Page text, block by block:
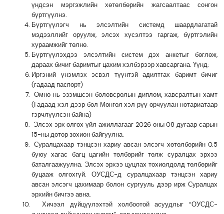
үндсэн мэргэжлийн хөтөлбөрийн жагсаалтаас сонгон
бүртгүүлнэ.
Бүртгүүлэгч нь элсэлтийн системд шаардлагатай
мэдээллийг оруулж, элсэх хүсэлтээ гаргаж, бүртгэлийн
хураамжийг төлнө.
Бүртгүүлэхдээ элсэлтийн систем дэх анкетыг бөглөж,
дараах бичиг баримтыг цахим хэлбэрээр хавсаргана. Үүнд:
Иргэний үнэмлэх эсвэл түүнтэй адилтгах баримт бичиг
(гадаад паспорт)
Өмнө нь эзэмшсэн боловсролын диплом, хавсралтын хамт
(Гадаад хэл дээр бол Монгол хэл рүү орчуулан нотариатаар
гэрчлүүлсэн байна)
Элсэх эрх олгох үйл ажиллагааг 2026 оны 08 дугаар сарын
15-ны дотор зохион байгуулна.
Суралцахаар тэнцсэн хариу авсан элсэгч хөтөлбөрийн 0.5
буюу хагас багц цагийн төлбөрийг төлж суралцах эрхээ
баталгаажуулна. Элсэх эрхээ цуцлах тохиолдолд төлбөрийг
буцааж олгохгүй. ОУСДС-д суралцахаар тэнцсэн хариу
авсан элсэгч цахимаар болон сургууль дээр ирж Суралцах
эрхийн бичгээ авна.
Хичээл дүйцүүлэхтэй холбоотой асуудлыг “ОУСДС-